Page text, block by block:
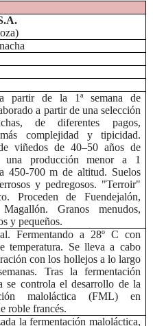
partir de la 1ª semana de
a partir de una selección
de diferentes pagos,
complejidad y tipicidad.
viñedos de 40–50 años de
una producción menor a 1
450-700 m de altitud. Suelos
y pedregosos. "Terroir"
Proceden de Fuendejalón,
Granos menudos,
y pequeños.
Fermentando a 28º C con
temperatura. Se lleva a cabo
con los hollejos a lo largo
Tras la fermentación
se controla el desarrollo de la
maloláctica (FML) en
roble francés.
la fermentación maloláctica,